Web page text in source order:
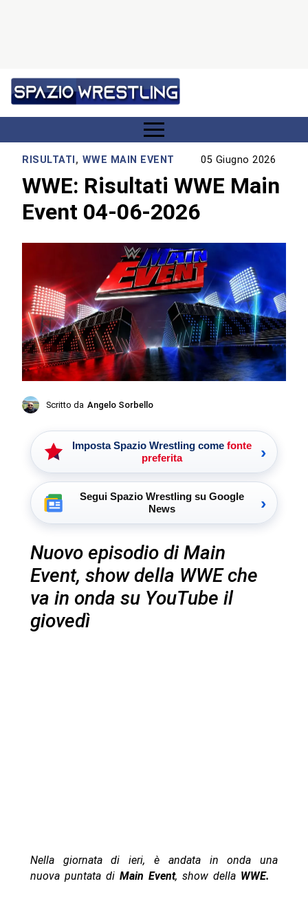
RISULTATI, WWE MAIN EVENT 05 Giugno 2026
WWE: Risultati WWE Main
Event 04-06-2026
Scritto da Angelo Sorbello
Imposta Spazio Wrestling come fonte
preferita
›
Segui Spazio Wrestling su Google
News
›
Nuovo episodio di Main
Event, show della WWE che
va in onda su YouTube il
giovedì
Nella giornata di ieri, è andata in onda una
nuova puntata di Main Event, show della WWE.